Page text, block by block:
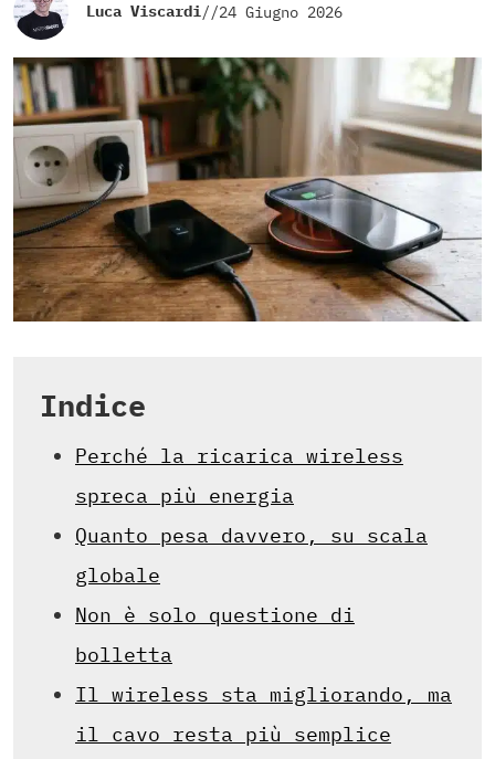
Luca Viscardi//24 Giugno 2026
Indice
Perché la ricarica wireless
spreca più energia
Quanto pesa davvero, su scala
globale
Non è solo questione di
bolletta
Il wireless sta migliorando, ma
il cavo resta più semplice